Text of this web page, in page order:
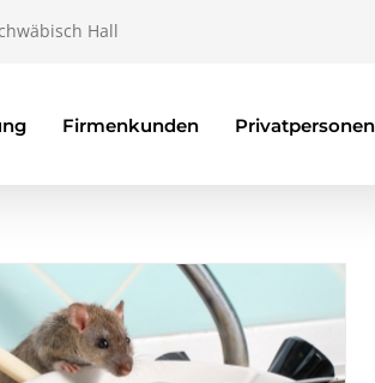
Hall
Firmenkunden Privatpersonen